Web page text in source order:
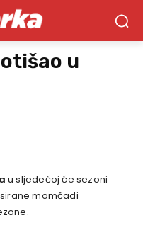
u
u sljedećoj će sezoni
momčadi